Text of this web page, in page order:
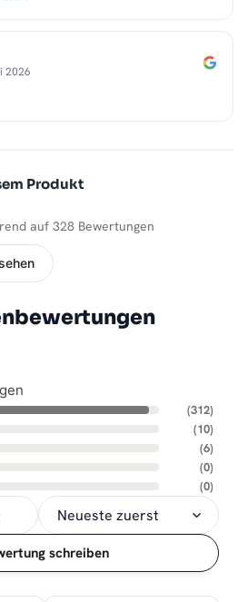
2026
Produkt
auf 328 Bewertungen
(312)
(10)
(6)
(0)
(0)
schreiben